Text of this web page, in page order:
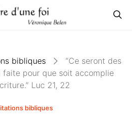
bibliques
“Ce seront des
faite pour que soit accomplie
Luc 21, 22
bibliques